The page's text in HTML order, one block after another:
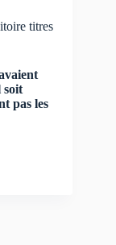
titres
soit
pas les